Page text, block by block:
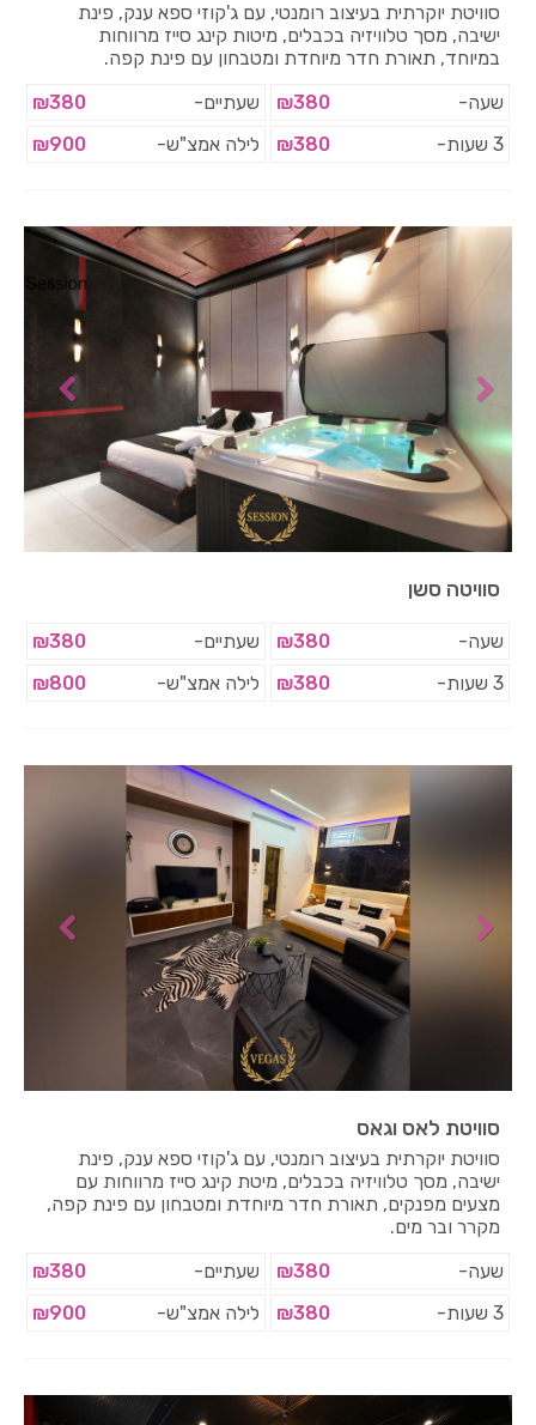
סוויטת יוקרתית בעיצוב רומנטי, עם ג'קוזי ספא ענק, פינת
ישיבה, מסך טלוויזיה בכבלים, מיטות קינג סייז מרווחות
במיוחד, תאורת חדר מיוחדת ומטבחון עם פינת קפה.
שעה-
₪380 שעתיים-
₪380
3 שעות-
₪380 לילה אמצ"ש- ₪900
סוויטה סשן
שעה- ₪380 שעתיים-
₪380
3 שעות-
₪380 לילה אמצ"ש- ₪800
סוויטת לאס וגאס
סוויטת יוקרתית בעיצוב רומנטי, עם ג'קוזי ספא ענק, פינת
ישיבה, מסך טלוויזיה בכבלים, מיטת קינג סייז מרווחות עם
מצעים מפנקים, תאורת חדר מיוחדת ומטבחון עם פינת קפה,
מקרר ובר מים.
שעה-
₪380 שעתיים-
₪380
3 שעות-
₪380 לילה אמצ"ש- ₪900